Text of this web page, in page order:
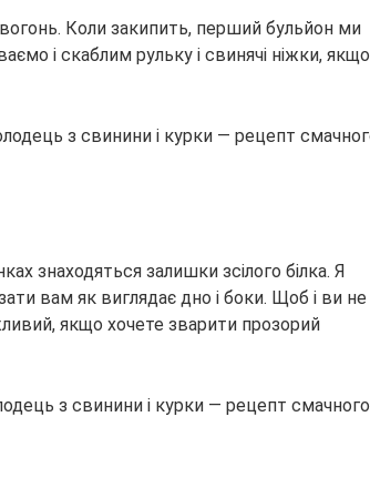
Коли закипить, перший бульйон ми
і скаблим рульку і свинячі ніжки, якщо
знаходяться залишки зсілого білка. Я
вам як виглядає дно і боки. Щоб і ви не
якщо хочете зварити прозорий